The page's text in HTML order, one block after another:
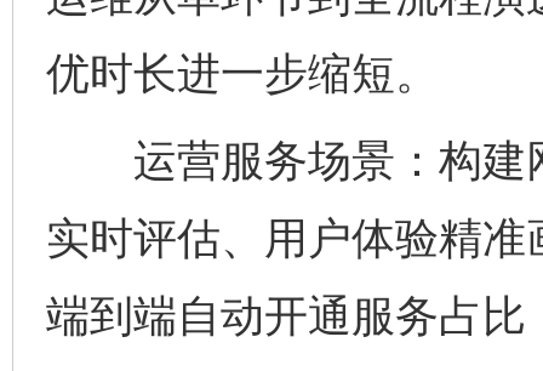
优时长进一步缩短。
运营服务场景：构建
实时评估、用户体验精
端到端自动开通服务占